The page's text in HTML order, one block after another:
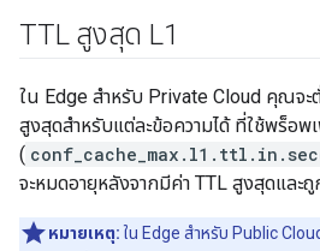
TTL สูงสุด L1
ใน Edge สำหรับ Private Cloud คุณจะ
สูงสุดสำหรับแต่ละข้อความได้ ที่ใช้พร็อพ
(
จะหมดอายุหลังจากมีค่า TTL สูงสุดและ
หมายเหตุ: ใน Edge สำหรับ Public